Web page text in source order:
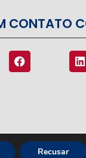
CONTATO
Recusar